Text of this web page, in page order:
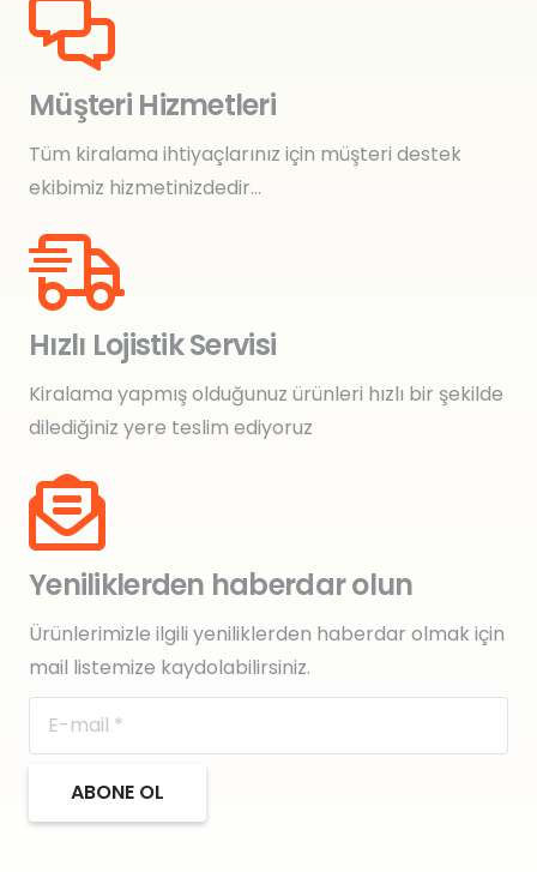
Müşteri Hizmetleri
Tüm kiralama ihtiyaçlarınız için müşteri destek
ekibimiz hizmetinizdedir…
Hızlı Lojistik Servisi
Kiralama yapmış olduğunuz ürünleri hızlı bir şekilde
dilediğiniz yere teslim ediyoruz
Yeniliklerden haberdar olun
Ürünlerimizle ilgili yeniliklerden haberdar olmak için
mail listemize kaydolabilirsiniz.
ABONE OL